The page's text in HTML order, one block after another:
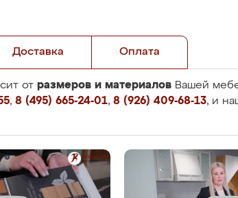
Доставка Оплата
от размеров и материалов Вашей
, 8 (495) 665-24-01, 8 (926) 409-68-13, и